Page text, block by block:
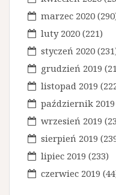
marzec 2020
luty 2020 (221)
styczeń 2020
grudzień 2019
listopad 2019
październik 2019
wrzesień 2019
sierpień 2019
lipiec 2019 (233)
czerwiec 2019